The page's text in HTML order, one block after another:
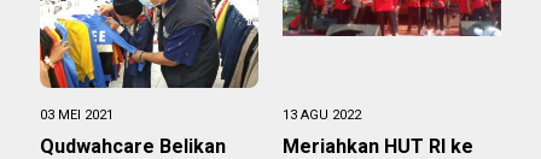
03 MEI 2021
Qudwahcare Belikan
13 AGU 2022
Meriahkan HUT RI ke